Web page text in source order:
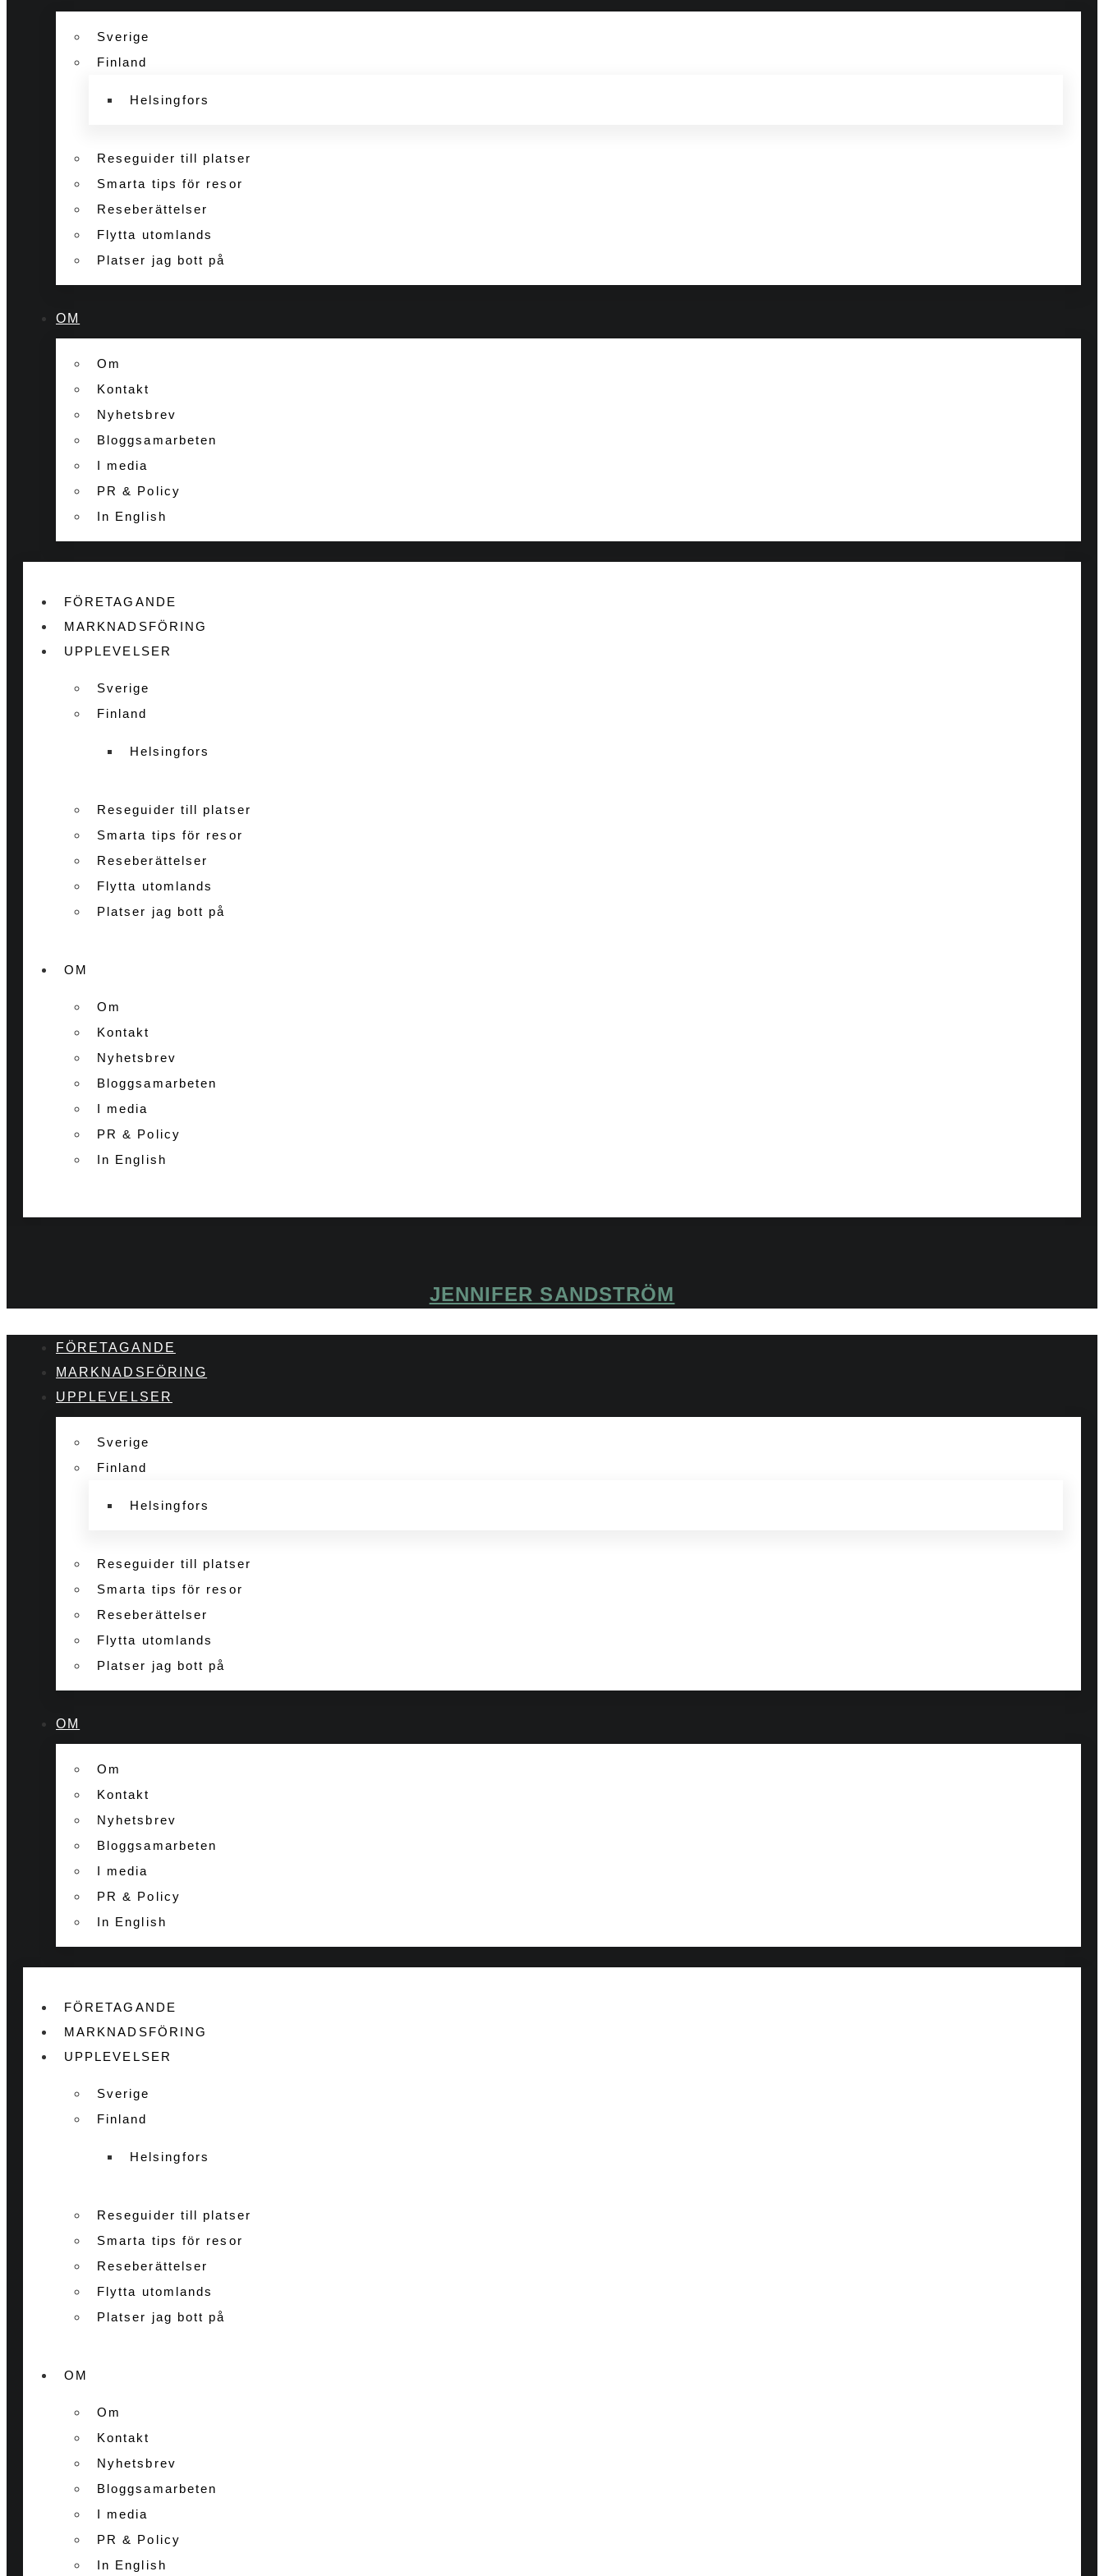
Sverige
Finland
Helsingfors
Reseguider till platser
Smarta tips för resor
Reseberättelser
Flytta utomlands
Platser jag bott på
OM
Om
Kontakt
Nyhetsbrev
Bloggsamarbeten
I media
PR & Policy
In English
FÖRETAGANDE
MARKNADSFÖRING
UPPLEVELSER
Sverige
Finland
Helsingfors
Reseguider till platser
Smarta tips för resor
Reseberättelser
Flytta utomlands
Platser jag bott på
OM
Om
Kontakt
Nyhetsbrev
Bloggsamarbeten
I media
PR & Policy
In English
JENNIFER SANDSTRÖM
FÖRETAGANDE
MARKNADSFÖRING
UPPLEVELSER
Sverige
Finland
Helsingfors
Reseguider till platser
Smarta tips för resor
Reseberättelser
Flytta utomlands
Platser jag bott på
OM
Om
Kontakt
Nyhetsbrev
Bloggsamarbeten
I media
PR & Policy
In English
FÖRETAGANDE
MARKNADSFÖRING
UPPLEVELSER
Sverige
Finland
Helsingfors
Reseguider till platser
Smarta tips för resor
Reseberättelser
Flytta utomlands
Platser jag bott på
OM
Om
Kontakt
Nyhetsbrev
Bloggsamarbeten
I media
PR & Policy
In English